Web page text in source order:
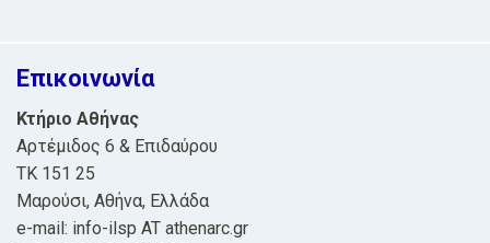
Επικοινωνία
Κτήριο Αθήνας
Αρτέμιδος 6 & Επιδαύρου
ΤΚ 151 25
Μαρούσι, Αθήνα, Ελλάδα
e-mail: info-ilsp AT athenarc.gr